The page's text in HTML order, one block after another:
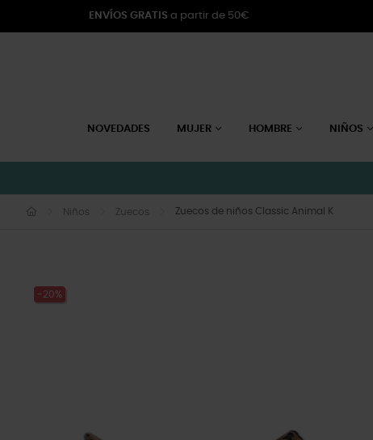
ENVÍOS GRATIS a partir de 50€
NOVEDADES MUJER HOMBRE NIÑOS
Niños Zuecos Zuecos de niños Classic Animal K
-20%